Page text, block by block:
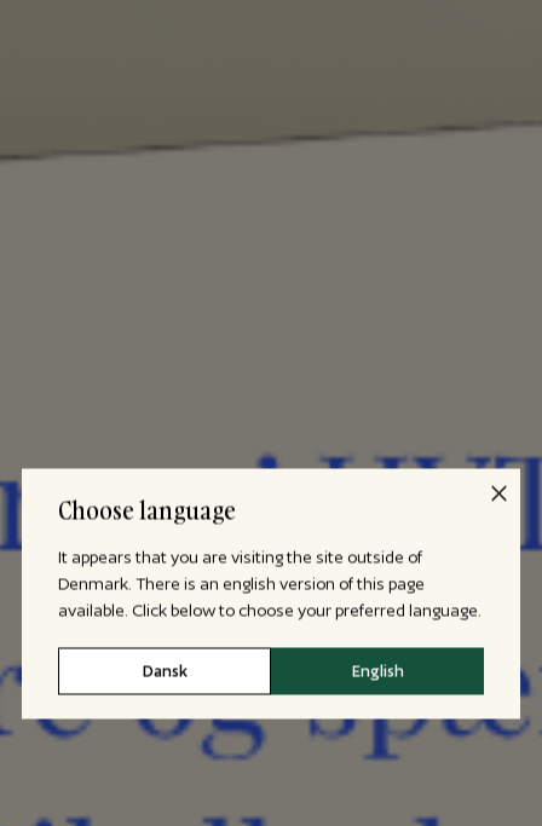
Choose language
It appears that you are visiting the site outside of
Denmark. There is an english version of this page
available. Click below to choose your preferred language.
Dansk English